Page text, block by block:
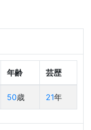
年齢 芸歴
50歳 21年